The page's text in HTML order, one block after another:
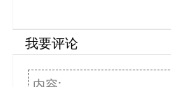
我要评论